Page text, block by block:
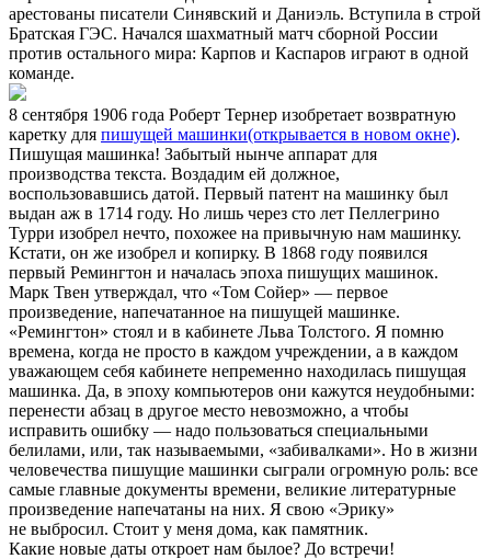
арестованы писатели Синявский и Даниэль. Вступила в строй
Братская ГЭС. Начался шахматный матч сборной России
против остального мира: Карпов и Каспаров играют в одной
команде.
8 сентября 1906 года Роберт Тернер изобретает возвратную
каретку для пишущей машинки(открывается в новом окне).
Пишущая машинка! Забытый нынче аппарат для
производства текста. Воздадим ей должное,
воспользовавшись датой. Первый патент на машинку был
выдан аж в 1714 году. Но лишь через сто лет Пеллегрино
Турри изобрел нечто, похожее на привычную нам машинку.
Кстати, он же изобрел и копирку. В 1868 году появился
первый Ремингтон и началась эпоха пишущих машинок.
Марк Твен утверждал, что «Том Сойер» — первое
произведение, напечатанное на пишущей машинке.
«Ремингтон» стоял и в кабинете Льва Толстого. Я помню
времена, когда не просто в каждом учреждении, а в каждом
уважающем себя кабинете непременно находилась пишущая
машинка. Да, в эпоху компьютеров они кажутся неудобными:
перенести абзац в другое место невозможно, а чтобы
исправить ошибку — надо пользоваться специальными
белилами, или, так называемыми, «забивалками». Но в жизни
человечества пишущие машинки сыграли огромную роль: все
самые главные документы времени, великие литературные
произведение напечатаны на них. Я свою «Эрику»
не выбросил. Стоит у меня дома, как памятник.
Какие новые даты откроет нам былое? До встречи!